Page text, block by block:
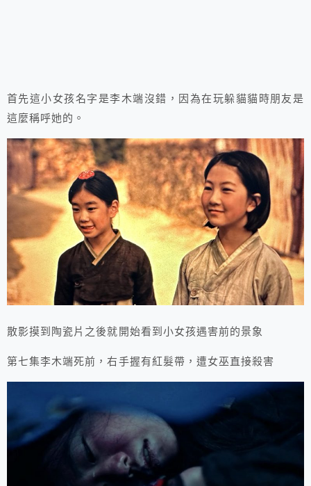
首先這小女孩名字是李木端沒錯，因為在玩躲貓貓時朋友是
這麼稱呼她的。
散影摸到陶瓷片之後就開始看到小女孩遇害前的景象
第七集李木端死前，右手握有紅髮帶，遭女巫直接殺害